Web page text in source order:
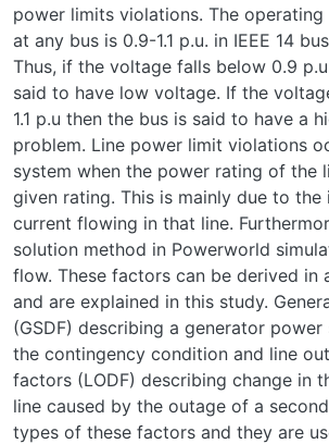
power limits violations. The
at any bus is 0.9-1.1 p.u. in IEEE 14
Thus, if the voltage falls below 0.9
said to have low voltage. If the
1.1 p.u then the bus is said to have a
problem. Line power limit violations
system when the power rating of the
given rating. This is mainly due to the
current flowing in that line.
solution method in Powerworld
flow. These factors can be derived in
and are explained in this study.
(GSDF) describing a generator
the contingency condition and line
factors (LODF) describing change in
line caused by the outage of a
types of these factors and they are